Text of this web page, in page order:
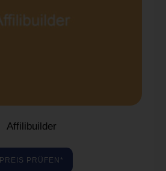
Affilibuilder
PREIS PRÜFEN*